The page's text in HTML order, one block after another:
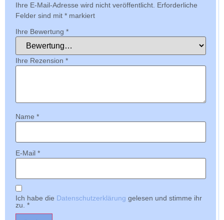
Ihre E-Mail-Adresse wird nicht veröffentlicht. Erforderliche
Felder sind mit * markiert
Ihre Bewertung *
Ihre Rezension *
Name *
E-Mail *
Ich habe die Datenschutzerklärung gelesen und stimme ihr
zu. *